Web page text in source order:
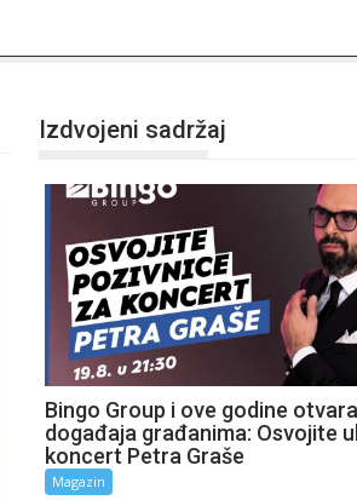
Izdvojeni sadržaj
Bingo Group i ove godine
događaja građanima: Osvojite
koncert Petra Graše
Magazin